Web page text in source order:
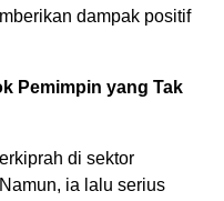
dampak positif
Pemimpin yang Tak
di sektor
ia lalu serius